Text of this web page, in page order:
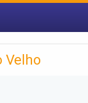
Velho